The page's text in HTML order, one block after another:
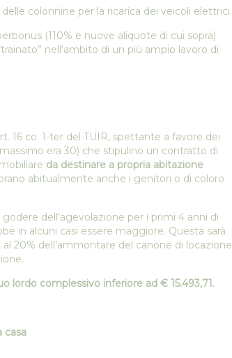
colonnine per la ricarica dei veicoli elettrici.
(110% e nuove aliquote di cui sopra)
nell’ambito di un più ampio lavoro di
16 co. 1-ter del TUIR, spettante a favore dei
era 30) che stipulino un contratto di
da destinare a propria abitazione
abitualmente anche i genitori o di coloro
dell’agevolazione per i primi 4 anni di
in alcuni casi essere maggiore. Questa sarà
20% dell’ammontare del canone di locazione
lordo complessivo inferiore ad € 15.493,71.
casa